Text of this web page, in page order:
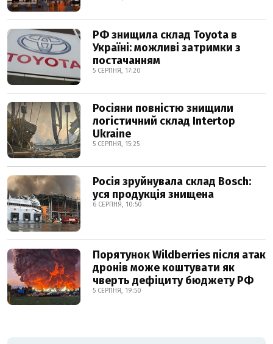
РФ знищила склад Toyota в
Україні: можливі затримки з
постачанням
5 СЕРПНЯ, 17:20
Росіяни повністю знищили
логістичний склад Intertop
Ukraine
5 СЕРПНЯ, 15:25
Росія зруйнувала склад Bosch:
уся продукція знищена
6 СЕРПНЯ, 10:50
Порятунок Wildberries після атак
дронів може коштувати як
чверть дефіциту бюджету РФ
5 СЕРПНЯ, 19:50